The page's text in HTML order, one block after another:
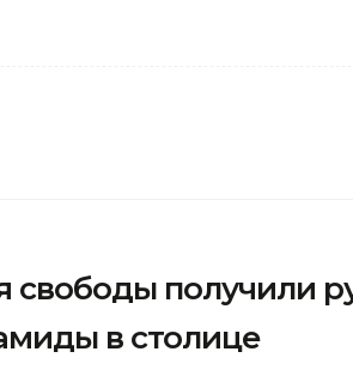
свободы получили
в столице